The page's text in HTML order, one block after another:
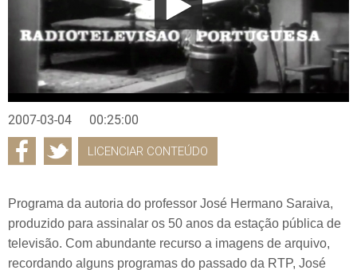
2007-03-04 00:25:00
LICENCIAR CONTEÚDO
Programa da autoria do professor José Hermano Saraiva,
produzido para assinalar os 50 anos da estação pública de
televisão. Com abundante recurso a imagens de arquivo,
recordando alguns programas do passado da RTP, José